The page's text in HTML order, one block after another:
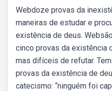
Webdoze provas da
maneiras de estudar e
existência de deus.
cinco provas da existência
mas difíceis de refutar.
provas da existência de
catecismo: “ninguém foi